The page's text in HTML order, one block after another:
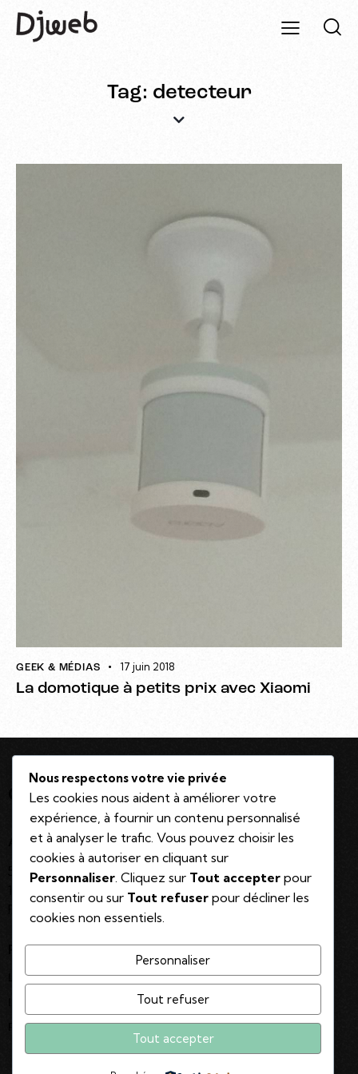
Tag: detecteur
GEEK & MÉDIAS 17 juin 2018
La domotique à petits prix avec Xiaomi
On reste en contact ?
Adresse
535 rue Trainerie
14500 Vire Normandie
Réseaux
Linkedin
Facebook
Nous respectons votre vie privée
Les cookies nous aident à améliorer votre
expérience, à fournir un contenu personnalisé
et à analyser le trafic. Vous pouvez choisir les
cookies à autoriser en cliquant sur
Personnaliser. Cliquez sur Tout accepter pour
consentir ou sur Tout refuser pour décliner les
cookies non essentiels.
Personnaliser
Tout refuser
Tout accepter